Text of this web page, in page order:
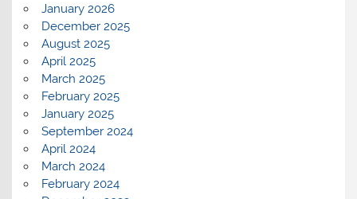
January 2026
December 2025
August 2025
April 2025
March 2025
February 2025
January 2025
September 2024
April 2024
March 2024
February 2024